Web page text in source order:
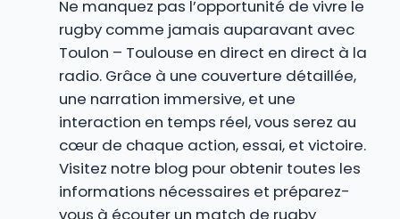
Ne manquez pas l’opportunité de vivre le
rugby comme jamais auparavant avec
Toulon – Toulouse en direct en direct à la
radio. Grâce à une couverture détaillée,
une narration immersive, et une
interaction en temps réel, vous serez au
cœur de chaque action, essai, et victoire.
Visitez notre blog pour obtenir toutes les
informations nécessaires et préparez-